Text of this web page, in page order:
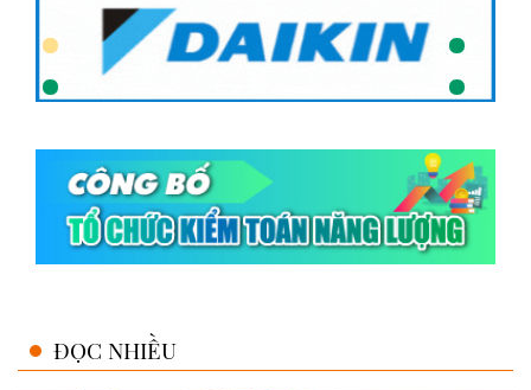
ĐỌC NHIỀU